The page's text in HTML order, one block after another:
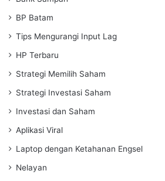
BP Batam
Tips Mengurangi Input Lag
HP Terbaru
Strategi Memilih Saham
Strategi Investasi Saham
Investasi dan Saham
Aplikasi Viral
Laptop dengan Ketahanan Engsel
Nelayan